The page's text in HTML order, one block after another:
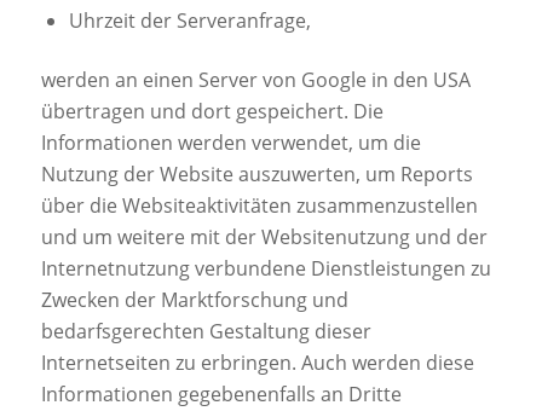
Uhrzeit der Serveranfrage,
werden an einen Server von Google in den USA
übertragen und dort gespeichert. Die
Informationen werden verwendet, um die
Nutzung der Website auszuwerten, um Reports
über die Websiteaktivitäten zusammenzustellen
und um weitere mit der Websitenutzung und der
Internetnutzung verbundene Dienstleistungen zu
Zwecken der Marktforschung und
bedarfsgerechten Gestaltung dieser
Internetseiten zu erbringen. Auch werden diese
Informationen gegebenenfalls an Dritte